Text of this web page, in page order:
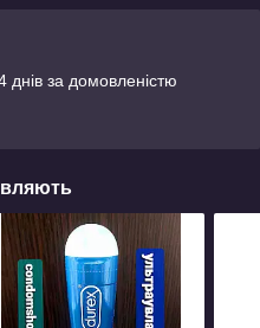
за домовленістю